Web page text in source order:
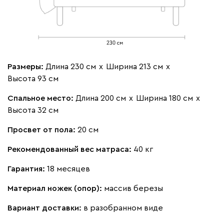
Жёлтый Песочный
Бежевый Вишневый Голубой Графит
Размеры: Длина 230 см х Ширина 213 см х
Высота 93 см
Спальное место: Длина 200 см х Ширина 180 см х
Высота 32 см
Просвет от пола: 20 см
Рекомендованный вес матраса: 40 кг
Гарантия: 18 месяцев
Материал ножек (опор): массив березы
Вариант доставки: в разобранном виде